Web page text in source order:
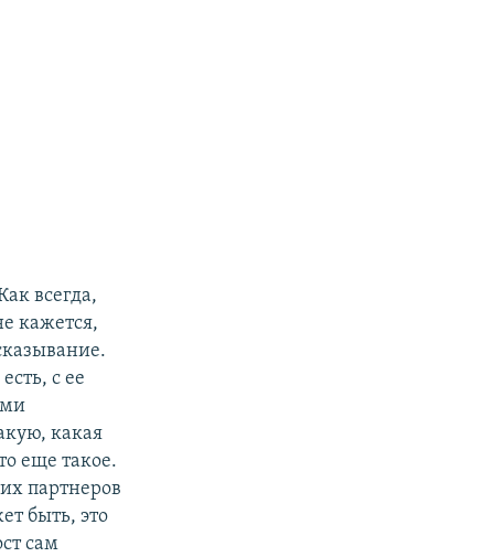
всегда,
кажется,
с ее
какая
еще такое.
партнеров
быть, это
сам